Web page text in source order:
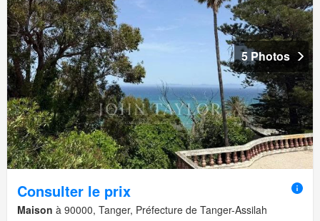
5 Photos
Consulter le prix
Maison à 90000, Tanger, Préfecture de Tanger-Assilah